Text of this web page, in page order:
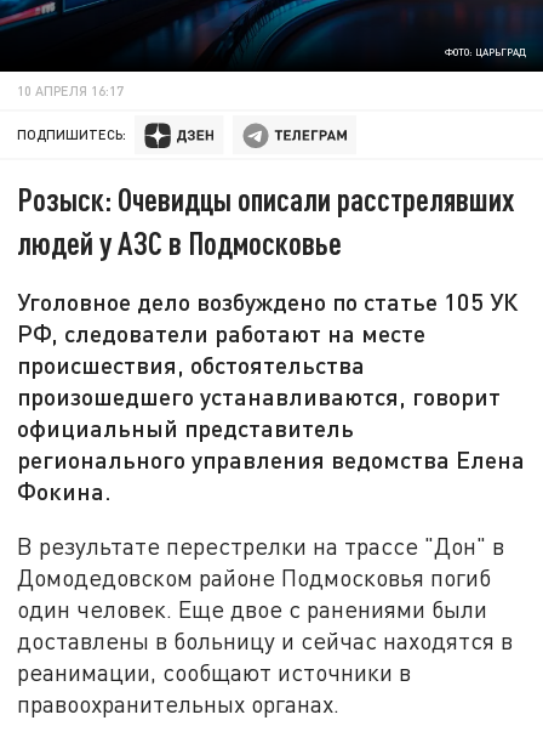
ФОТО: ЦАРЬГРАД
10 АПРЕЛЯ 16:17
ПОДПИШИТЕСЬ:
Розыск: Очевидцы описали расстрелявших
людей у АЗС в Подмосковье
Уголовное дело возбуждено по статье 105 УК
РФ, следователи работают на месте
происшествия, обстоятельства
произошедшего устанавливаются, говорит
официальный представитель
регионального управления ведомства Елена
Фокина.
В результате перестрелки на трассе "Дон" в
Домодедовском районе Подмосковья погиб
один человек. Еще двое с ранениями были
доставлены в больницу и сейчас находятся в
реанимации, сообщают источники в
правоохранительных органах.